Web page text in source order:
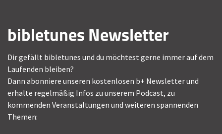
bibletunes Newsletter
Dir gefällt bibletunes und du möchtest gerne immer auf dem
Laufenden bleiben?
Dann abonniere unseren kostenlosen b+ Newsletter und
erhalte regelmäßig Infos zu unserem Podcast, zu
kommenden Veranstaltungen und weiteren spannenden
Themen: